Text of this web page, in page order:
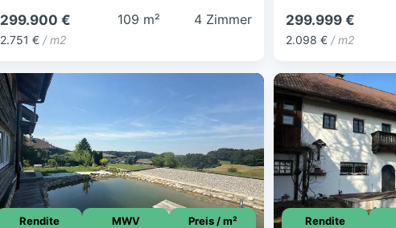
299.900 €
2.751 €/ m2
109 m² 4 Zimmer
299.999 €
2.098 € / m2
Rendite MWV Preis / m² Rendite